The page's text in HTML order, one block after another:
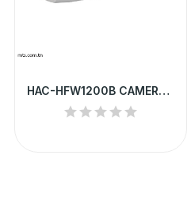
HAC-HFW1200B CAMERA HD DAHUA TUBE 2MP IP67 IR 50 M